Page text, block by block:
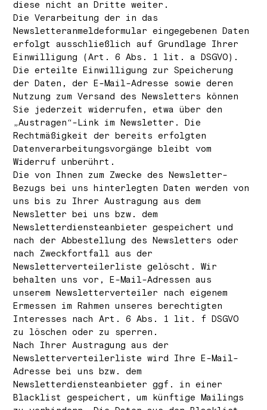
diese nicht an Dritte weiter.
Die Verarbeitung der in das
Newsletteranmeldeformular eingegebenen Daten
erfolgt ausschließlich auf Grundlage Ihrer
Einwilligung (Art. 6 Abs. 1 lit. a DSGVO).
Die erteilte Einwilligung zur Speicherung
der Daten, der E-Mail-Adresse sowie deren
Nutzung zum Versand des Newsletters können
Sie jederzeit widerrufen, etwa über den
„Austragen“-Link im Newsletter. Die
Rechtmäßigkeit der bereits erfolgten
Datenverarbeitungsvorgänge bleibt vom
Widerruf unberührt.
Die von Ihnen zum Zwecke des Newsletter-
Bezugs bei uns hinterlegten Daten werden von
uns bis zu Ihrer Austragung aus dem
Newsletter bei uns bzw. dem
Newsletterdiensteanbieter gespeichert und
nach der Abbestellung des Newsletters oder
nach Zweckfortfall aus der
Newsletterverteilerliste gelöscht. Wir
behalten uns vor, E-Mail-Adressen aus
unserem Newsletterverteiler nach eigenem
Ermessen im Rahmen unseres berechtigten
Interesses nach Art. 6 Abs. 1 lit. f DSGVO
zu löschen oder zu sperren.
Nach Ihrer Austragung aus der
Newsletterverteilerliste wird Ihre E-Mail-
Adresse bei uns bzw. dem
Newsletterdiensteanbieter ggf. in einer
Blacklist gespeichert, um künftige Mailings